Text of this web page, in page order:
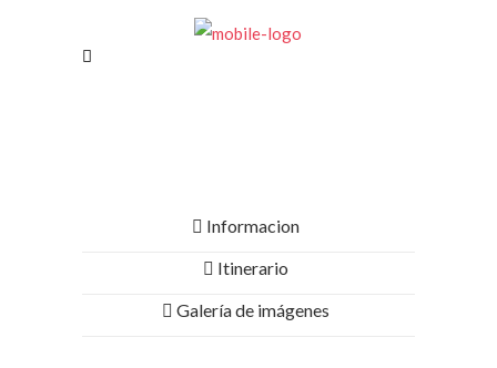
Informacion
Itinerario
Galería de imágenes